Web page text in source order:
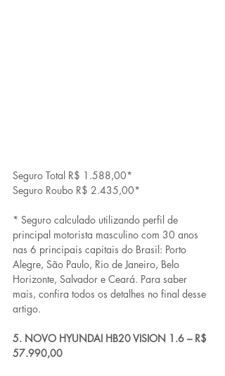
Seguro Total R$ 1.588,00*
Seguro Roubo R$ 2.435,00*
* Seguro calculado utilizando perfil de
principal motorista masculino com 30 anos
nas 6 principais capitais do Brasil: Porto
Alegre, São Paulo, Rio de Janeiro, Belo
Horizonte, Salvador e Ceará. Para saber
mais, confira todos os detalhes no final desse
artigo.
5. NOVO HYUNDAI HB20 VISION 1.6 – R$
57.990,00